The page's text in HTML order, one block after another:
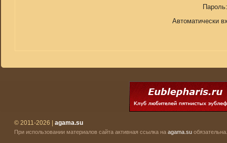
Пароль:
Автоматически
© 2011-2026 | agama.su
При использовании материалов сайта активная ссылка на agama.su обязательна.